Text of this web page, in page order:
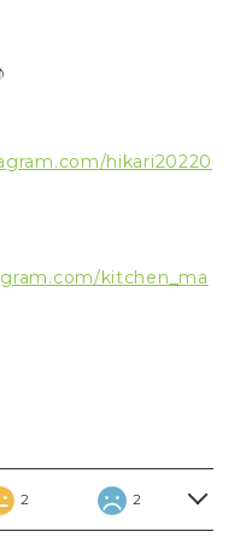
hikari20220
kitchen_ma
2 2